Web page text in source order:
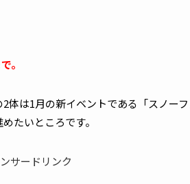
。
体は1月の新イベントである「スノー
たいところです。
サードリンク